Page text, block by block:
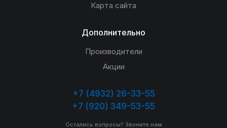
Карта сайта
Дополнительно
Производители
Акции
+7 (4932) 26-33-55
+7 (920) 349-53-55
Остались вопросы? Звоните нам